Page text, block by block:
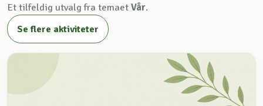
Et tilfeldig utvalg fra temaet Vår.
Se flere aktiviteter